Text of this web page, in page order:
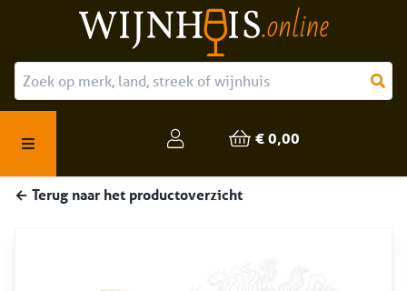
€ 0,00
Onze producten
Veelgestelde vragen
← Terug naar het productoverzicht